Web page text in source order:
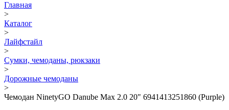
Главная
>
Каталог
>
Лайфстайл
>
Сумки, чемоданы, рюкзаки
>
Дорожные чемоданы
>
Чемодан NinetyGO Danube Max 2.0 20" 6941413251860 (Purple)